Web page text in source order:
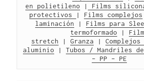
en polietileno | Films
protectivos
| Films complejos
laminación | Films para
termoformado | Film
stretch | Granza |
aluminio | Tubos / Mandriles
– PP – PE